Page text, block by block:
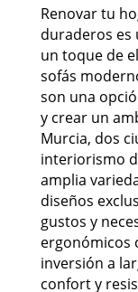
Renovar tu
duraderos es
un toque de
sofás
son una
y crear un
Murcia, dos
interiorismo
amplia
diseños
gustos y
ergonómicos
inversión a
confort y